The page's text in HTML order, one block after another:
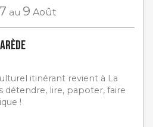
7 au 9 Août
itinérant revient à La
détendre, lire, papoter, faire
!